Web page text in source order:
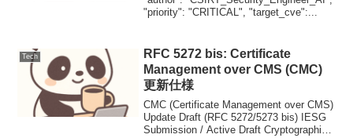
"priority": "CRITICAL", "target_cve":...
Tech
RFC 5272 bis: Certificate
Management over CMS (CMC)
更新仕様
CMC (Certificate Management over CMS)
Update Draft (RFC 5272/5273 bis) IESG
Submission / Active Draft Cryptographic